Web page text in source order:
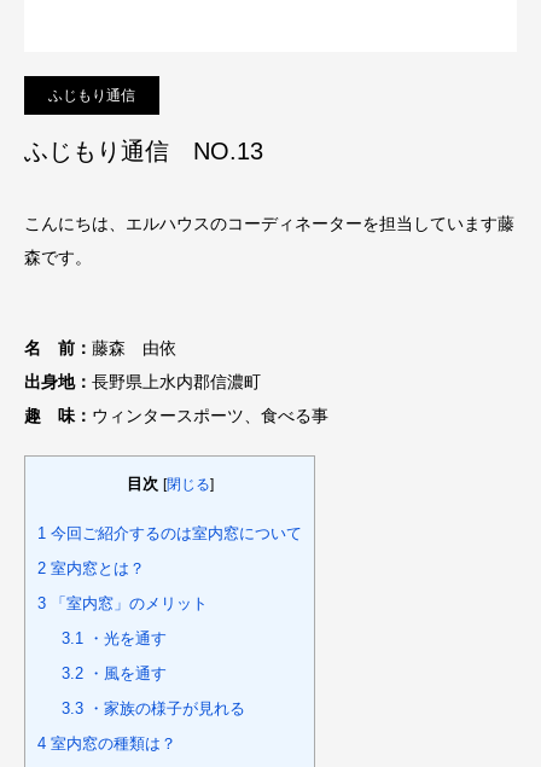
ふじもり通信
ふじもり通信 NO.13
こんにちは、エルハウスのコーディネーターを担当しています藤
森です。
名 前： 藤森 由依
出身地： 長野県上水内郡信濃町
趣 味： ウィンタースポーツ、食べる事
目次 [閉じる]
1 今回ご紹介するのは室内窓について
2 室内窓とは？
3 「室内窓」のメリット
3.1
・光を通す
3.2・風を通す
3.3・家族の様子が見れる
4 室内窓の種類は？